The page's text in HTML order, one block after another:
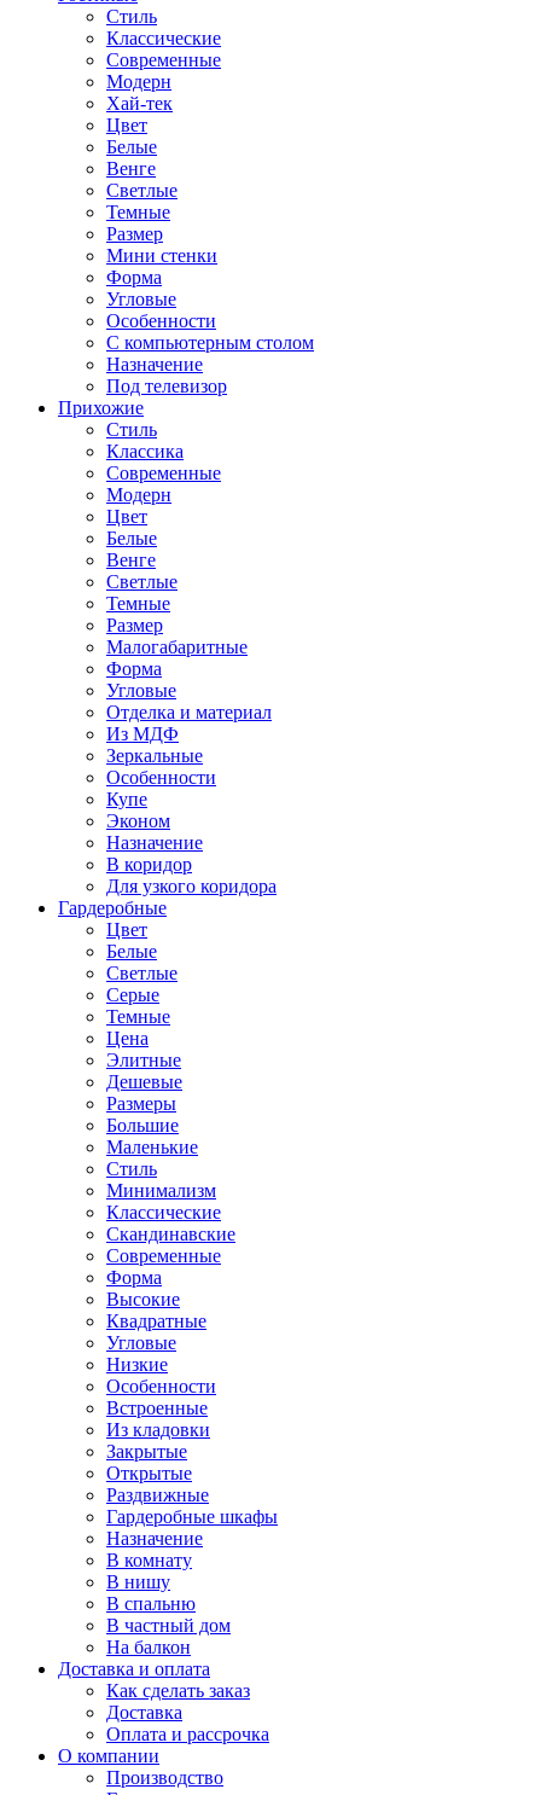
Стиль
Классические
Современные
Модерн
Хай-тек
Цвет
Белые
Венге
Светлые
Темные
Размер
Мини стенки
Форма
Угловые
Особенности
С компьютерным столом
Назначение
Под телевизор
Прихожие
Стиль
Классика
Современные
Модерн
Цвет
Белые
Венге
Светлые
Темные
Размер
Малогабаритные
Форма
Угловые
Отделка и материал
Из МДФ
Зеркальные
Особенности
Купе
Эконом
Назначение
В коридор
Для узкого коридора
Гардеробные
Цвет
Белые
Светлые
Серые
Темные
Цена
Элитные
Дешевые
Размеры
Большие
Маленькие
Стиль
Минимализм
Классические
Скандинавские
Современные
Форма
Высокие
Квадратные
Угловые
Низкие
Особенности
Встроенные
Из кладовки
Закрытые
Открытые
Раздвижные
Гардеробные шкафы
Назначение
В комнату
В нишу
В спальню
В частный дом
На балкон
Доставка и оплата
Как сделать заказ
Доставка
Оплата и рассрочка
О компании
Производство